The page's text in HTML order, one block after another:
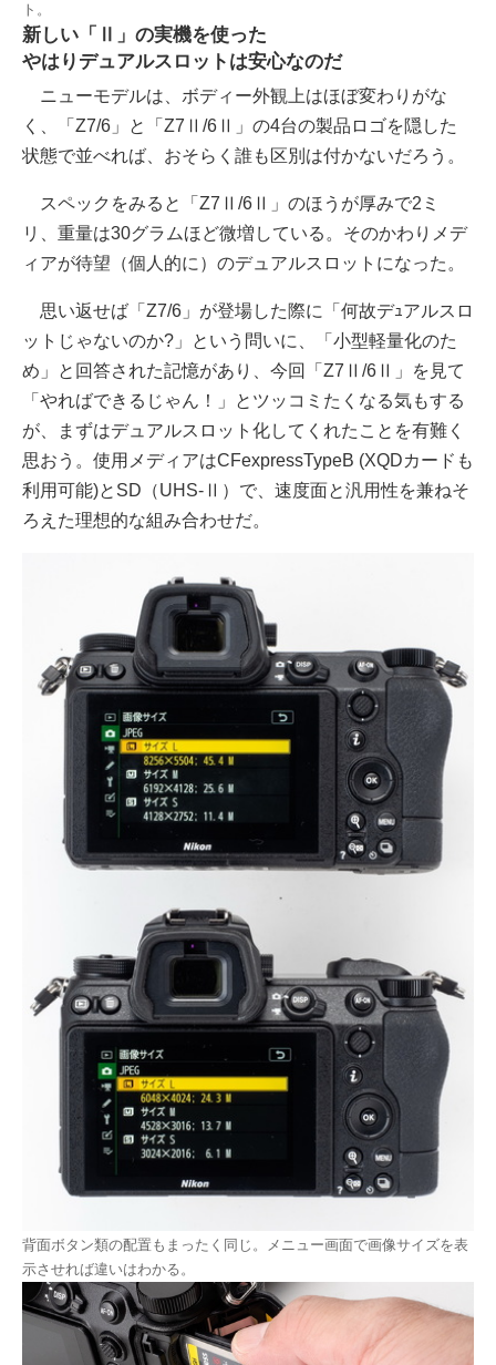
ト。
新しい「Ⅱ」の実機を使った
やはりデュアルスロットは安心なのだ
ニューモデルは、ボディー外観上はほぼ変わりがな
く、「Z7/6」と「Z7Ⅱ/6Ⅱ」の4台の製品ロゴを隠した
状態で並べれば、おそらく誰も区別は付かないだろう。
スペックをみると「Z7Ⅱ/6Ⅱ」のほうが厚みで2ミ
リ、重量は30グラムほど微増している。そのかわりメデ
ィアが待望（個人的に）のデュアルスロットになった。
思い返せば「Z7/6」が登場した際に「何故デｭアルスロ
ットじゃないのか?」という問いに、「小型軽量化のた
め」と回答された記憶があり、今回「Z7Ⅱ/6Ⅱ」を見て
「やればできるじゃん！」とツッコミたくなる気もする
が、まずはデュアルスロット化してくれたことを有難く
思おう。使用メディアはCFexpressTypeB (XQDカードも
利用可能)とSD（UHS-Ⅱ）で、速度面と汎用性を兼ねそ
ろえた理想的な組み合わせだ。
背面ボタン類の配置もまったく同じ。メニュー画面で画像サイズを表
示させれば違いはわかる。